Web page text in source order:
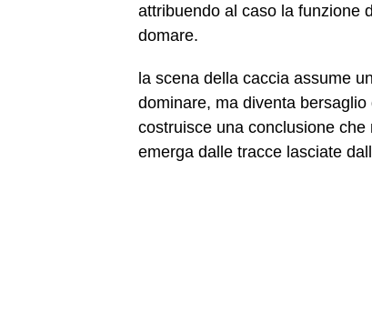
attribuendo al caso la funzione
domare.
la scena della caccia assume
dominare, ma diventa
costruisce una conclusione
emerga dalle tracce lasciate